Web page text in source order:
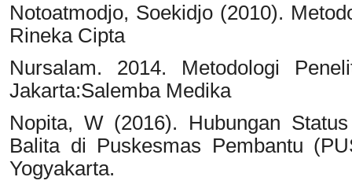
Notoatmodjo, Soekidjo (2010).
Rineka Cipta
Nursalam. 2014. Metodologi
Jakarta:Salemba Medika
Nopita, W (2016). Hubungan
Balita di Puskesmas Pembantu
Yogyakarta.